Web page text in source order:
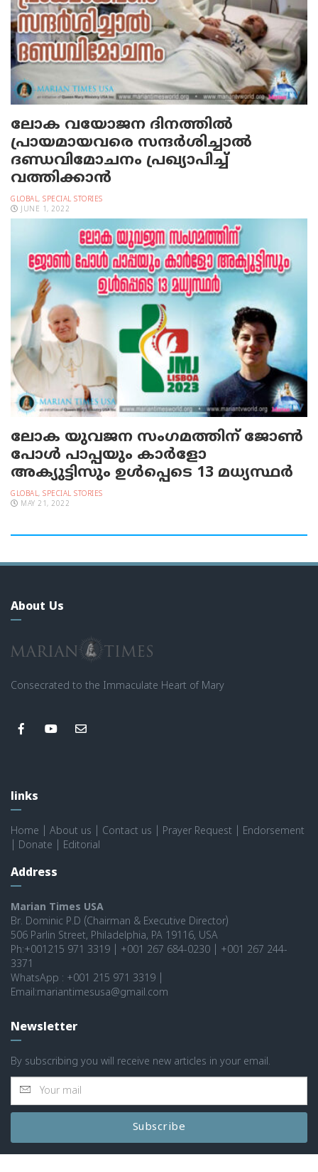
ലോക വയോജന ദിനത്തിൽ
പ്രായമായവരെ സന്ദർശിച്ചാൽ
ദണ്ഡവിമോചനം പ്രഖ്യാപിച്ച്
വത്തിക്കാൻ
GLOBAL, SPECIAL STORIES
JUNE 1, 2022
ലോക യുവജന സംഗമത്തിന് ജോൺ
പോൾ പാപ്പയും കാര്‍ളോ
അക്യുട്ടിസും ഉൾപ്പെടെ 13 മധ്യസ്ഥർ
GLOBAL, SPECIAL STORIES
MAY 21, 2022
About Us
Consecrated to the Immaculate Heart of Mary
links
Home About us Contact us Prayer Request
Endorsement
Donate Editorial
Address
Marian Times USA
Br. Dominic P.D (Chairman & Executive Director)
506 Parlin Street, Philadelphia, PA 19116, USA
Ph:+001215 971 3319 | +001 267 684-0230 | +001 267 244-
3371
WhatsApp : +001 215 971 3319 |
Email:mariantimesusa@gmail.com
Newsletter
By subscribing you will receive new articles in your email.
Subscribe